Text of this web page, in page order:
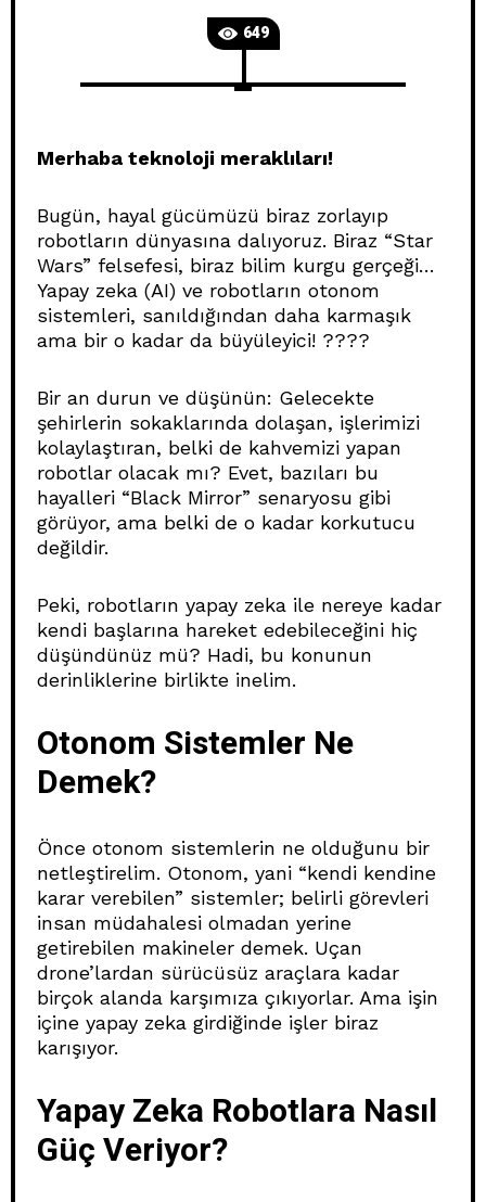
649
Merhaba teknoloji meraklıları!
Bugün, hayal gücümüzü biraz zorlayıp
robotların dünyasına dalıyoruz. Biraz “Star
Wars” felsefesi, biraz bilim kurgu gerçeği…
Yapay zeka (AI) ve robotların otonom
sistemleri, sanıldığından daha karmaşık
ama bir o kadar da büyüleyici! ????
Bir an durun ve düşünün: Gelecekte
şehirlerin sokaklarında dolaşan, işlerimizi
kolaylaştıran, belki de kahvemizi yapan
robotlar olacak mı? Evet, bazıları bu
hayalleri “Black Mirror” senaryosu gibi
görüyor, ama belki de o kadar korkutucu
değildir.
Peki, robotların yapay zeka ile nereye kadar
kendi başlarına hareket edebileceğini hiç
düşündünüz mü? Hadi, bu konunun
derinliklerine birlikte inelim.
Otonom Sistemler Ne
Demek?
Önce otonom sistemlerin ne olduğunu bir
netleştirelim. Otonom, yani “kendi kendine
karar verebilen” sistemler; belirli görevleri
insan müdahalesi olmadan yerine
getirebilen makineler demek. Uçan
drone’lardan sürücüsüz araçlara kadar
birçok alanda karşımıza çıkıyorlar. Ama işin
içine yapay zeka girdiğinde işler biraz
karışıyor.
Yapay Zeka Robotlara Nasıl
Güç Veriyor?